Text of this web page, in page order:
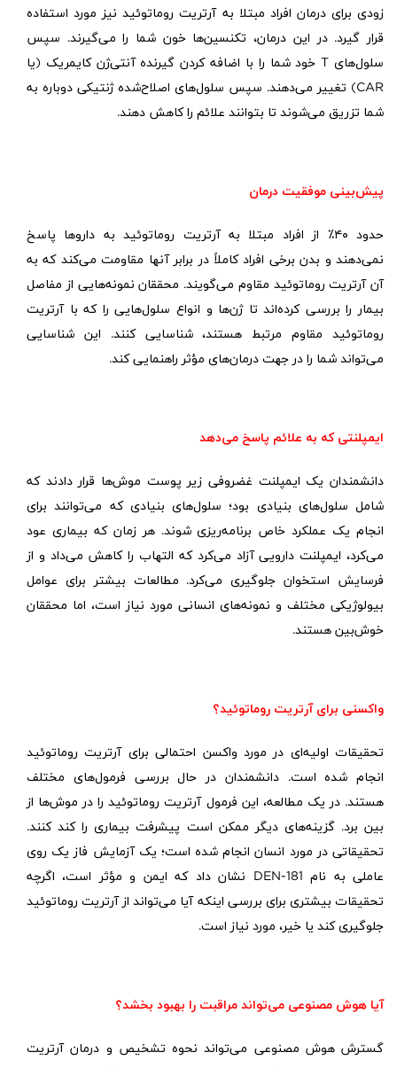
زودی برای درمان افراد مبتلا به آرتریت روماتوئید نیز مورد استفاده
قرار گیرد. در این درمان، تکنسین‌ها خون شما را می‌گیرند. سپس
سلول‌های Tخود شما را با اضافه کردن گیرنده آنتی‌ژن کایمریک (یا
CAR
) تغییر می‌دهند. سپس سلول‌های اصلاح‌شده ژنتیکی دوباره به
شما تزریق می‌شوند تا بتوانند علائم را کاهش دهند.
پیش‌بینی موفقیت درمان
حدود ۴۰٪
از افراد مبتلا به آرتریت روماتوئید به داروها پاسخ
نمی‌دهند و بدن برخی افراد کاملاً در برابر آنها مقاومت می‌کند که به
آن آرتریت روماتوئید مقاوم می‌گویند. محققان نمونه‌هایی از مفاصل
بیمار را بررسی کرده‌اند تا ژن‌ها و انواع سلول‌هایی را که با آرتریت
روماتوئید مقاوم مرتبط هستند، شناسایی کنند. این شناسایی
می‌تواند شما را در جهت درمان‌های مؤثر راهنمایی کند.
ایمپلنتی که به علائم پاسخ می‌دهد
دانشمندان یک ایمپلنت غضروفی زیر پوست موش‌ها قرار دادند که
شامل سلول‌های بنیادی بود؛ سلول‌های بنیادی که می‌توانند برای
انجام یک عملکرد خاص برنامه‌ریزی شوند. هر زمان که بیماری عود
می‌کرد، ایمپلنت دارویی آزاد می‌کرد که التهاب را کاهش می‌داد و از
فرسایش استخوان جلوگیری می‌کرد. مطالعات بیشتر برای عوامل
بیولوژیکی مختلف و نمونه‌های انسانی مورد نیاز است، اما محققان
خوش‌بین هستند.
واکسنی برای آرتریت روماتوئید؟
تحقیقات اولیه‌ای در مورد واکسن احتمالی برای آرتریت روماتوئید
انجام شده است. دانشمندان در حال بررسی فرمول‌های مختلف
هستند. در یک مطالعه، این فرمول آرتریت روماتوئید را در موش‌ها از
بین برد. گزینه‌های دیگر ممکن است پیشرفت بیماری را کند کنند.
تحقیقاتی در مورد انسان انجام شده است؛ یک آزمایش فاز یک روی
عاملی به نام DEN-181 نشان داد که ایمن و مؤثر است، اگرچه
تحقیقات بیشتری برای بررسی اینکه آیا می‌تواند از آرتریت روماتوئید
جلوگیری کند یا خیر، مورد نیاز است.
آیا هوش مصنوعی می‌تواند مراقبت را بهبود بخشد؟
گسترش هوش مصنوعی می‌تواند نحوه تشخیص و درمان آرتریت